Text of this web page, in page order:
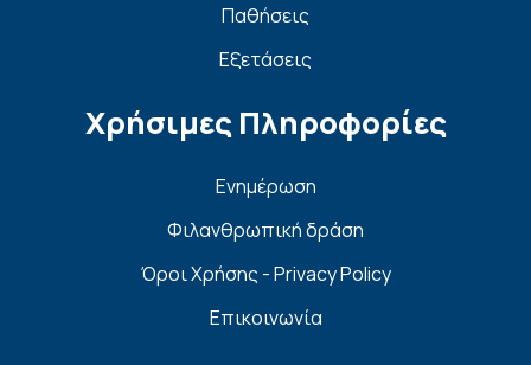
Παθήσεις
Εξετάσεις
Χρήσιμες Πληροφορίες
Ενημέρωση
Φιλανθρωπική δράση
Όροι Χρήσης - Privacy Policy
Επικοινωνία